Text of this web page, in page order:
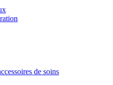
de soins